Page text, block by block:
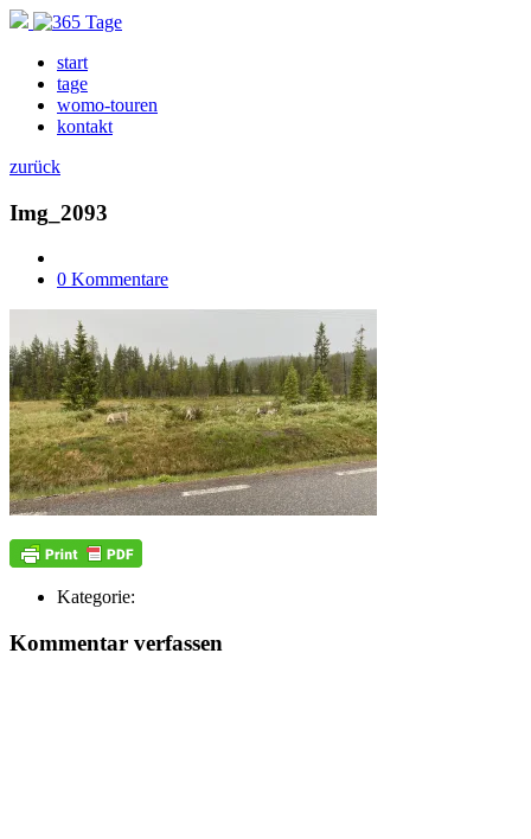
start
tage
womo-touren
kontakt
zurück
Img_2093
0 Kommentare
Kategorie:
Kommentar verfassen